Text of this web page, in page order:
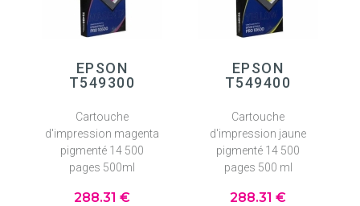
EPSON
T549300
Cartouche
d'impression magenta
pigmenté 14 500
pages 500ml
288.31 €
EPSON
T549400
Cartouche
d'impression jaune
pigmenté 14 500
pages 500 ml
288.31 €